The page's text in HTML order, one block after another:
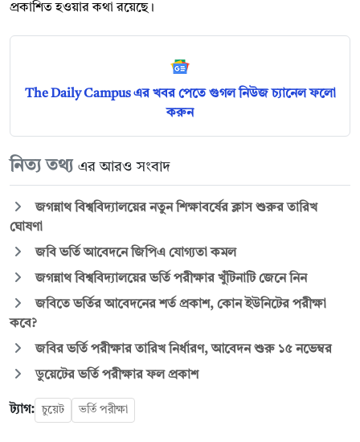
প্রকাশিত হওয়ার কথা রয়েছে।
The Daily Campus এর খবর পেতে গুগল নিউজ চ্যানেল ফলো
করুন
নিত্য তথ্য এর আরও সংবাদ
জগন্নাথ বিশ্ববিদ্যালয়ের নতুন শিক্ষাবর্ষের ক্লাস শুরুর তারিখ
ঘোষণা
জবি ভর্তি আবেদনে জিপিএ যোগ্যতা কমল
জগন্নাথ বিশ্ববিদ্যালয়ের ভর্তি পরীক্ষার খুঁটিনাটি জেনে নিন
জবিতে ভর্তির আবেদনের শর্ত প্রকাশ, কোন ইউনিটের পরীক্ষা
কবে?
জবির ভর্তি পরীক্ষার তারিখ নির্ধারণ, আবেদন শুরু ১৫ নভেম্বর
ডুয়েটের ভর্তি পরীক্ষার ফল প্রকাশ
ট্যাগ: চুয়েট ভর্তি পরীক্ষা